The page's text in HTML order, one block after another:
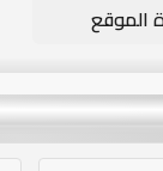
الموقع